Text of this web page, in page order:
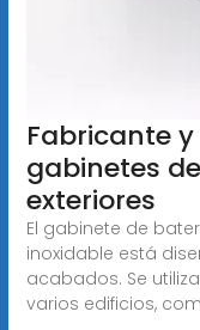
Fabricante
gabinetes
exteriores
El gabinete de
inoxidable está
acabados. Se
varios edificios,